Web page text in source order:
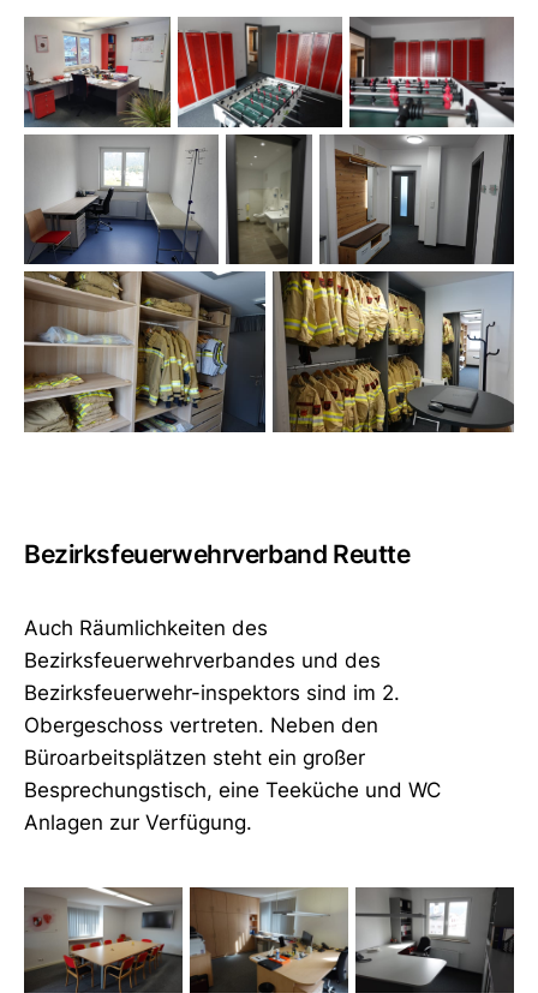
Bezirksfeuerwehrverband Reutte
Auch Räumlichkeiten des
Bezirksfeuerwehrverbandes und des
Bezirksfeuerwehr-inspektors sind im 2.
Obergeschoss vertreten. Neben den
Büroarbeitsplätzen steht ein großer
Besprechungstisch, eine Teeküche und WC
Anlagen zur Verfügung.